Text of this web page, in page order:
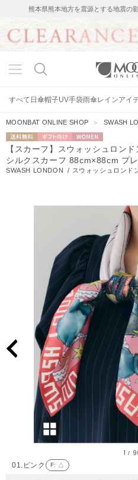
熊本県熊本地方を震源とする地震の
すべて 日傘帽子UV手袋雨傘レインアイ
MOONBAT ONLINE SHOP ＞SWASH
送料無料
ギフト向
け
WOMEN
【スカーフ】スウォッシュロン
シルクスカーフ 88cm×88cm プ
SWASH LONDON / スウォッシュロンド
01.ピンク F: △
1 /